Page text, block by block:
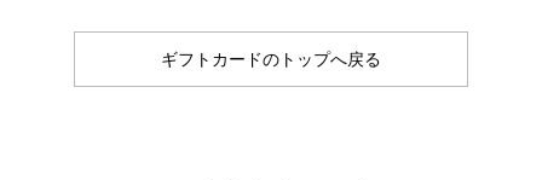
ギフトカードのトップへ戻る